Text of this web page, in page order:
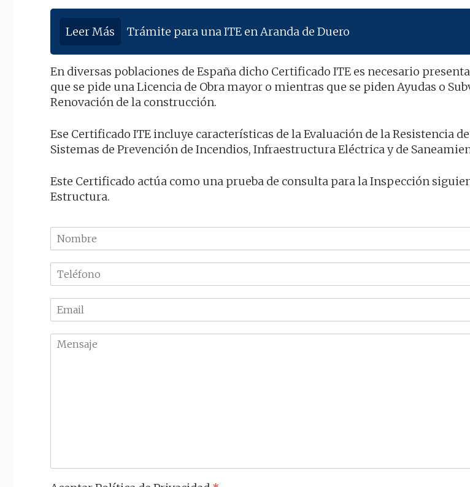
Leer Más Trámite para una ITE en Aranda de Duero
En diversas poblaciones de España dicho Certificado ITE es necesario
que se pide una Licencia de Obra mayor o mientras que se piden Ayudas o
Renovación de la construcción.
Ese Certificado ITE incluye características de la Evaluación de la Resistencia
Sistemas de Prevención de Incendios, Infraestructura Eléctrica y de
Este Certificado actúa como una prueba de consulta para la Inspección
Estructura.
N
o
m
r
e
l
f
m
a
M